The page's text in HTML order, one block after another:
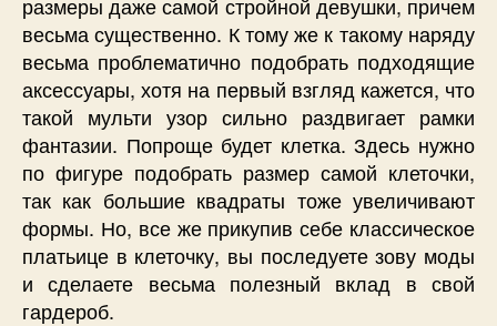
весьма существенно. К тому же к такому наряду
весьма проблематично подобрать подходящие
аксессуары, хотя на первый взгляд кажется, что
такой мульти узор сильно раздвигает рамки
фантазии. Попроще будет клетка. Здесь нужно
по фигуре подобрать размер самой клеточки,
так как большие квадраты тоже увеличивают
формы. Но, все же прикупив себе классическое
платьице в клеточку, вы последуете зову моды
и сделаете весьма полезный вклад в свой
гардероб.